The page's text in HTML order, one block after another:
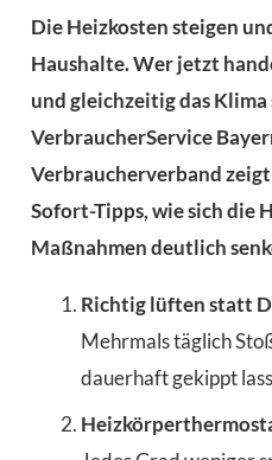
Die Heizkosten steigen
Haushalte. Wer jetzt
und gleichzeitig das Klima
VerbraucherService
Verbraucherverband
Sofort-Tipps, wie sich die
Maßnahmen deutlich
Richtig lüften statt
Mehrmals täglich
dauerhaft gekippt